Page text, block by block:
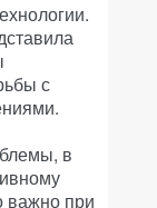
с
в
важно при